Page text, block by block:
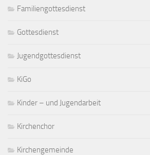
Familiengottesdienst
Gottesdienst
Jugendgottesdienst
KiGo
Kinder – und Jugendarbeit
Kirchenchor
Kirchengemeinde